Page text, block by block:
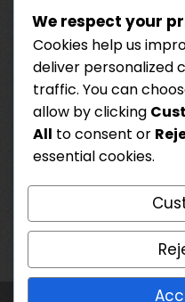
Ditt personvern
Kontakt oss
Brukeravtale
for:
We respect your
Cookies help us
deliver personalized
traffic. You can
allow by clicking
All to consent or
essential cookies.